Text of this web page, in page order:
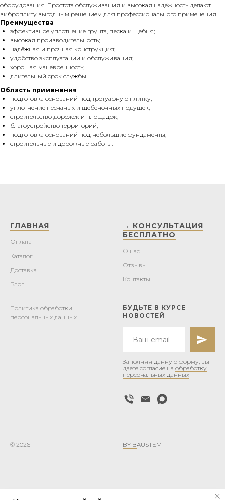
оборудования. Простота обслуживания и высокая надёжность делают
виброплиту выгодным решением для профессионального применения.
Преимущества
эффективное уплотнение грунта, песка и щебня;
высокая производительность;
надёжная и прочная конструкция;
удобство эксплуатации и обслуживания;
хорошая манёвренность;
длительный срок службы.
Область применения
подготовка оснований под тротуарную плитку;
уплотнение песчаных и щебёночных подушек;
строительство дорожек и площадок;
благоустройство территорий;
подготовка оснований под небольшие фундаменты;
строительные и дорожные работы.
ГЛАВНАЯ
Оплата
Каталог
Доставка
Блог
→ КОНСУЛЬТАЦИЯ
БЕСПЛАТНО
О нас
Отзывы
Контакты
Политика обработки
персональных данных
БУДЬТЕ В КУРСЕ
НОВОСТЕЙ
Заполняя данную форму, вы
даете согласие на обработку
персональных данных
© 2026 BY BAUSTEM